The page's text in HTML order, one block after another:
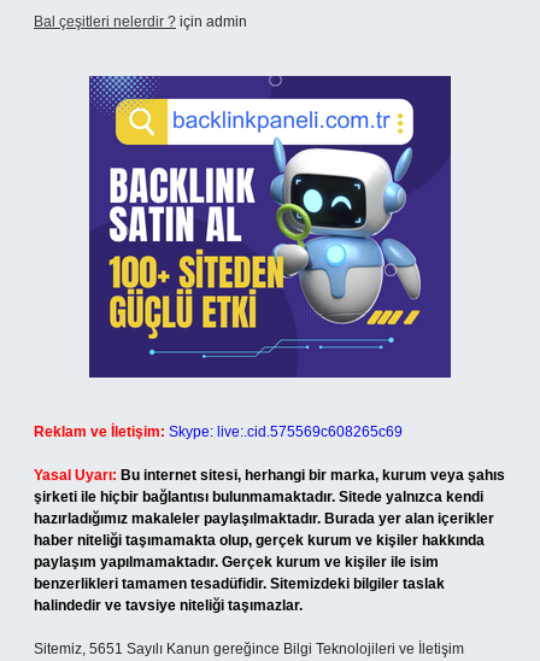
Bal çeşitleri nelerdir ? için admin
Reklam ve İletişim: Skype: live:.cid.575569c608265c69
Yasal Uyarı: Bu internet sitesi, herhangi bir marka, kurum veya şahıs
şirketi ile hiçbir bağlantısı bulunmamaktadır. Sitede yalnızca kendi
hazırladığımız makaleler paylaşılmaktadır. Burada yer alan içerikler
haber niteliği taşımamakta olup, gerçek kurum ve kişiler hakkında
paylaşım yapılmamaktadır. Gerçek kurum ve kişiler ile isim
benzerlikleri tamamen tesadüfidir. Sitemizdeki bilgiler taslak
halindedir ve tavsiye niteliği taşımazlar.
Sitemiz, 5651 Sayılı Kanun gereğince Bilgi Teknolojileri ve İletişim